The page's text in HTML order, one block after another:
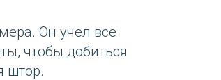
Он учел все
чтобы добиться
штор.